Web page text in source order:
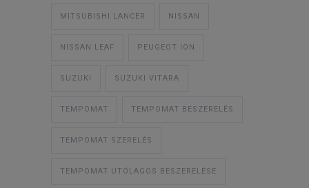
MITSUBISHI LANCER NISSAN
NISSAN LEAF PEUGEOT ION
SUZUKI SUZUKI VITARA
TEMPOMAT TEMPOMAT BESZERELÉS
TEMPOMAT SZERELÉS
TEMPOMAT UTÓLAGOS BESZERELÉSE